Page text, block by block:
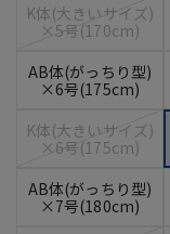
K体(大きいサイズ)
×5号(170cm)
AB体(がっちり型)
×6号(175cm)
K体(大きいサイズ)
×6号(175cm)
AB体(がっちり型)
×7号(180cm)